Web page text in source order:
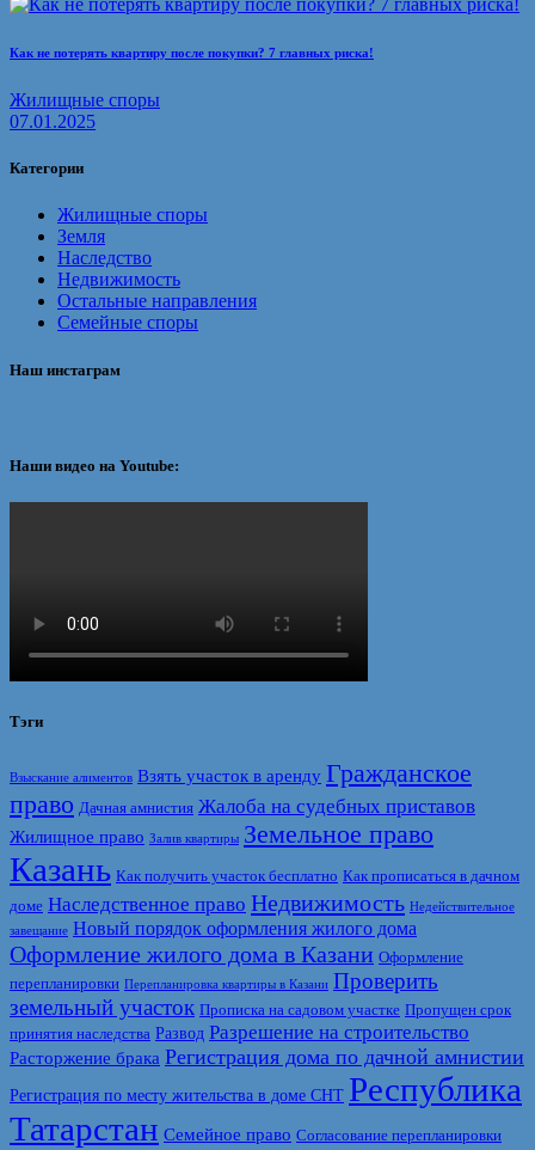
Как не потерять квартиру после покупки? 7 главных риска!
Жилищные споры
07.01.2025
Категории
Жилищные споры
Земля
Наследство
Недвижимость
Остальные направления
Семейные споры
Наш инстаграм
Наши видео на Youtube:
Тэги
Взыскание алиментов Взять участок в аренду Гражданское
право Дачная амнистия Жалоба на судебных приставов
Жилищное право Залив квартиры Земельное право
Казань Как получить участок бесплатно Как прописаться в дачном
доме Наследственное право Недвижимость Недействительное
завещание Новый порядок оформления жилого дома
Оформление жилого дома в Казани Оформление
перепланировки Перепланировка квартиры в Казани Проверить
земельный участок Прописка на садовом участке Пропущен срок
принятия наследства Развод Разрешение на строительство
Расторжение брака Регистрация дома по дачной амнистии
Регистрация по месту жительства в доме СНТ Республика
Татарстан Семейное право Согласование перепланировки